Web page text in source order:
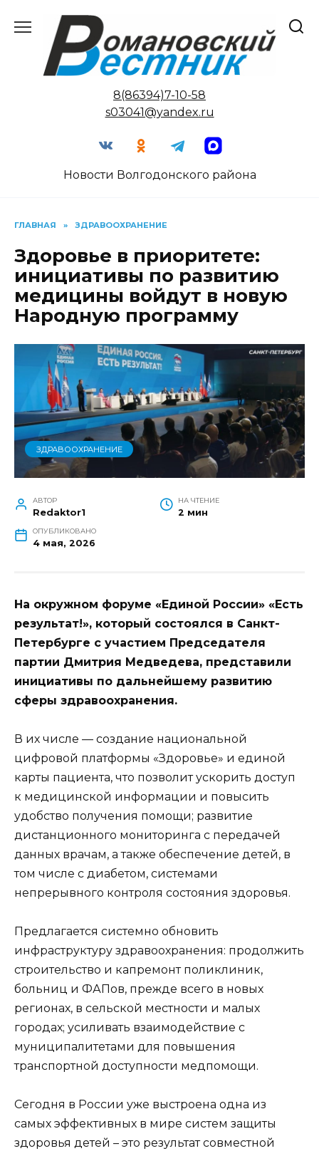
содержанию
8(86394)7-10-58
s03041@yandex.ru
Новости Волгодонского района
ГЛАВНАЯ » ЗДРАВООХРАНЕНИЕ
Здоровье в приоритете:
инициативы по развитию
медицины войдут в новую
Народную программу
ЗДРАВООХРАНЕНИЕ
АВТОР
Redaktor1
НА ЧТЕНИЕ
2 мин
ОПУБЛИКОВАНО
4 мая, 2026
На окружном форуме «Единой России» «Есть
результат!», который состоялся в Санкт-
Петербурге с участием Председателя
партии Дмитрия Медведева, представили
инициативы по дальнейшему развитию
сферы здравоохранения.
В их числе — создание национальной
цифровой платформы «Здоровье» и единой
карты пациента, что позволит ускорить доступ
к медицинской информации и повысить
удобство получения помощи; развитие
дистанционного мониторинга с передачей
данных врачам, а также обеспечение детей, в
том числе с диабетом, системами
непрерывного контроля состояния здоровья.
Предлагается системно обновить
инфраструктуру здравоохранения: продолжить
строительство и капремонт поликлиник,
больниц и ФАПов, прежде всего в новых
регионах, в сельской местности и малых
городах; усиливать взаимодействие с
муниципалитетами для повышения
транспортной доступности медпомощи.
Сегодня в России уже выстроена одна из
самых эффективных в мире систем защиты
здоровья детей – это результат совместной